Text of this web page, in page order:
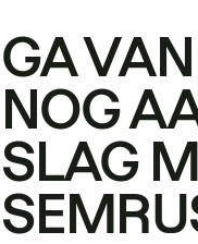
GA
NOG
SLAG